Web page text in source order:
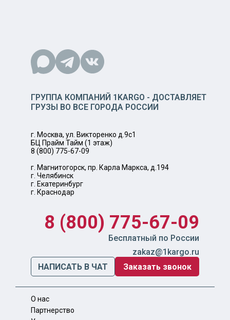
ГРУППА КОМПАНИЙ 1KARGO - ДОСТАВЛЯЕТ
ГРУЗЫ ВО ВСЕ ГОРОДА РОССИИ
г. Москва, ул. Викторенко д.9с1
БЦ Прайм Тайм (1 этаж)
8 (800) 775-67-09
г. Магнитогорск, пр. Карла Маркса, д.194
г. Челябинск
г. Екатеринбург
г. Краснодар
8 (800) 775-67-09
Бесплатный по России
zakaz@1kargo.ru
НАПИСАТЬ В ЧАТ
Заказать звонок
О нас
Партнерство